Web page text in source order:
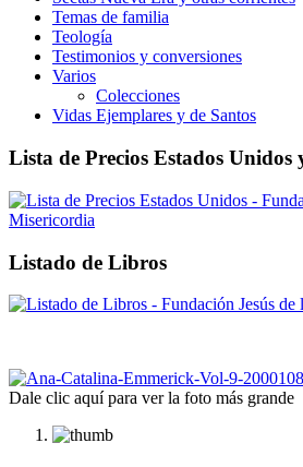
Temas de familia
Teología
Testimonios y conversiones
Varios
Colecciones
Vidas Ejemplares y de Santos
Lista de Precios Estados Unidos
Listado de Libros
Dale clic aquí para ver la foto más grande